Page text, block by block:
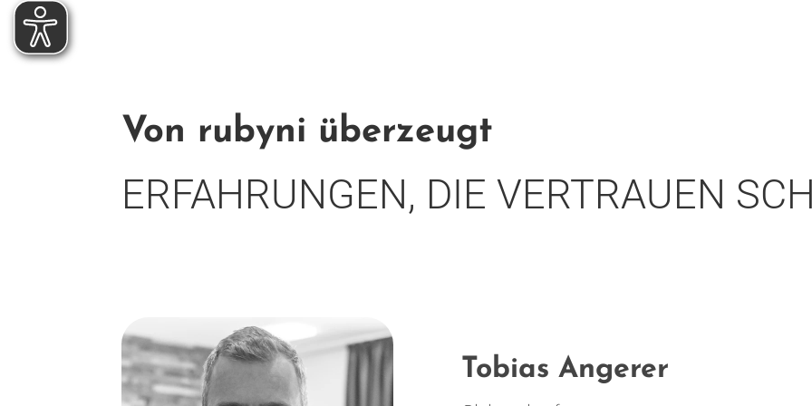
Von rubyni überzeugt
ERFAHRUNGEN, DIE VERTRAUEN
Tobias Angerer